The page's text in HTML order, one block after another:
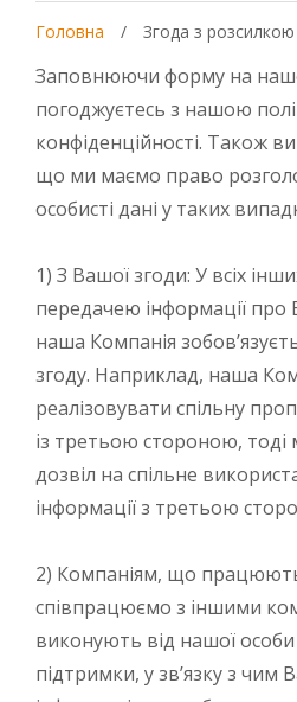
Головна / Згода з розсилкою
Заповнюючи форму на
погоджуєтесь з нашою
конфіденційності. Також
що ми маємо право
особисті дані у таких
1) З Вашої згоди: У всіх
передачею інформації про
наша Компанія
згоду. Наприклад, наша
реалізовувати спільну
із третьою стороною,
дозвіл на спільне
інформації з третьою
2) Компаніям, що
співпрацюємо з іншими
виконують від нашої особи
підтримки, у зв’язку з чим